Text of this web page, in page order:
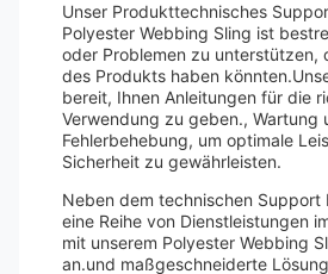
Unser Produkttechnisches
Polyester Webbing Sling ist
oder Problemen zu unterstützen,
des Produkts haben
bereit, Ihnen Anleitungen für die
Verwendung zu geben., Wartung
Fehlerbehebung, um optimale
Sicherheit zu gewährleisten.
Neben dem technischen Support
eine Reihe von Dienstleistungen
mit unserem Polyester Webbing
an.und maßgeschneiderte